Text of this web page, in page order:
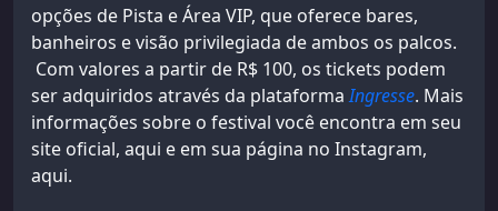
opções de Pista e Área VIP, que oferece bares,
banheiros e visão privilegiada de ambos os palcos.
Com valores a partir de R$ 100, os tickets podem
ser adquiridos através da plataformaIngresse. Mais
informações sobre o festival você encontra em seu
site oficial, aqui e em sua página no Instagram,
aqui.